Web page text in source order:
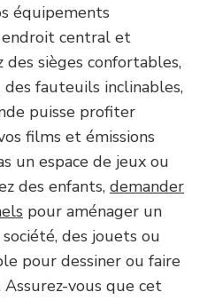
équipements
endroit central et
des sièges confortables,
des fauteuils inclinables,
puisse profiter
films et émissions
un espace de jeux ou
des enfants, demander
pour aménager un
des jouets ou
pour dessiner ou faire
vous que cet